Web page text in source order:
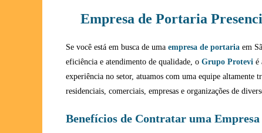
Empresa de Portaria
Se você está em busca de uma empresa de portaria em
eficiência e atendimento de qualidade, o Grupo Protevi é
experiência no setor, atuamos com uma equipe altamente
residenciais, comerciais, empresas e organizações de
Benefícios de Contratar uma